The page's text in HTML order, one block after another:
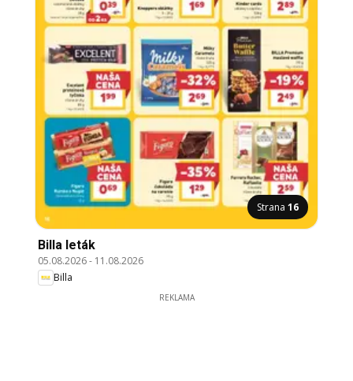
Strana 16
Billa leták
05.08.2026- 11.08.2026
Billa
REKLAMA